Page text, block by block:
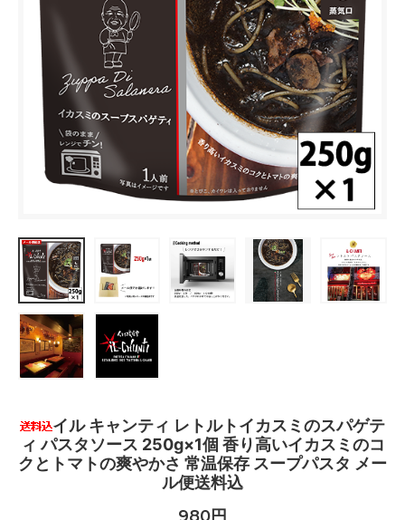
イル キャンティ レトルトイカスミのスパゲテ
ィ パスタソース 250g×1個 香り高いイカスミのコ
クとトマトの爽やかさ 常温保存 スープパスタ メー
ル便送料込